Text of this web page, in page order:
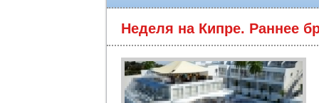
Неделя на Кипре. Раннее